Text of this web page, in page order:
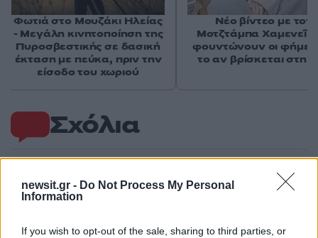
newsit.gr - Do Not Process My Personal
Information
If you wish to opt-out of the sale, sharing to third parties, or
Σχόλια
Φωτιά στο Μουζάκι Ηλείας
- Μεγάλη κινητοποίηση της
Πυροσβεστικής σε δασική
έκταση με πεύκα, πριν την
είσοδο του χωριού
Νέο βίντεο με τον
Μοτζτάμπα Χαμενεΐ
φουντώνουν οι φήμες
το αν βρίσκεται στη